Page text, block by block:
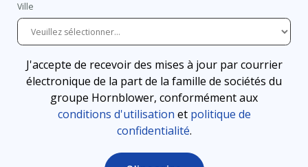
Ville
J'accepte de recevoir des mises à jour par courrier
électronique de la part de la famille de sociétés du
groupe Hornblower, conformément aux
conditions d'utilisation et politique de
confidentialité.